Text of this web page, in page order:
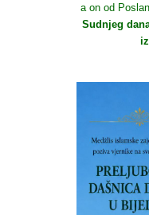
a on od
Sudnjeg